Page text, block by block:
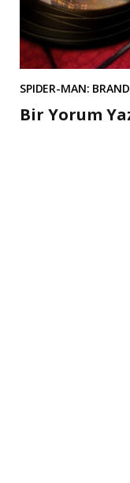
SPIDER-MAN:
Bir Yorum